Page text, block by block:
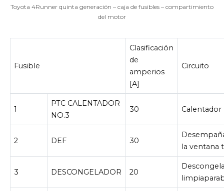
Toyota 4Runner quinta generación – caja de fusibles – compartimiento
del motor
Fusible
Clasificación
de
amperios
[A]
Circuito
1
PTC CALENTADOR
NO.3
30 Calentador
2 DEF 30
la ventana
3 DESCONGELADOR 20